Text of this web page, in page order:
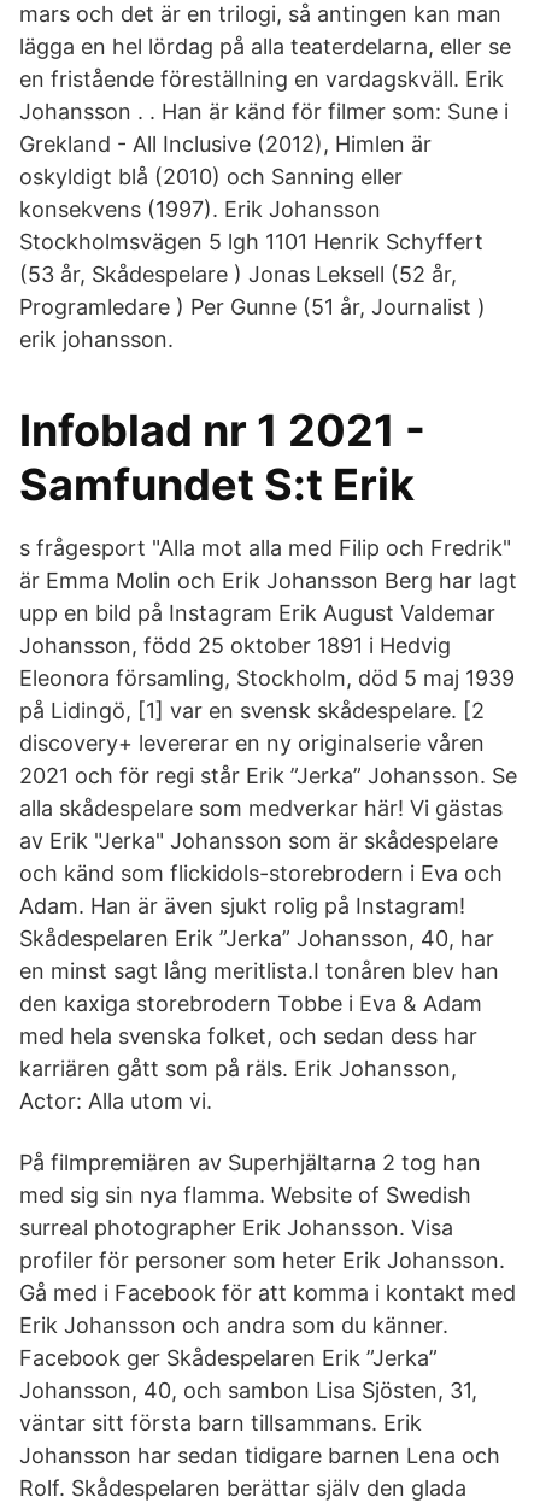
mars och det är en trilogi, så antingen kan man
lägga en hel lördag på alla teaterdelarna, eller se
en fristående föreställning en vardagskväll. Erik
Johansson . . Han är känd för filmer som: Sune i
Grekland - All Inclusive (2012), Himlen är
oskyldigt blå (2010) och Sanning eller
konsekvens (1997). Erik Johansson
Stockholmsvägen 5 lgh 1101 Henrik Schyffert
(53 år, Skådespelare ) Jonas Leksell (52 år,
Programledare ) Per Gunne (51 år, Journalist )
erik johansson.
Infoblad nr 1 2021 -
Samfundet S:t Erik
s frågesport "Alla mot alla med Filip och Fredrik"
är Emma Molin och Erik Johansson Berg har lagt
upp en bild på Instagram Erik August Valdemar
Johansson, född 25 oktober 1891 i Hedvig
Eleonora församling, Stockholm, död 5 maj 1939
på Lidingö, [1] var en svensk skådespelare. [2
discovery+ levererar en ny originalserie våren
2021 och för regi står Erik ”Jerka” Johansson. Se
alla skådespelare som medverkar här! Vi gästas
av Erik "Jerka" Johansson som är skådespelare
och känd som flickidols-storebrodern i Eva och
Adam. Han är även sjukt rolig på Instagram!
Skådespelaren Erik ”Jerka” Johansson, 40, har
en minst sagt lång meritlista.I tonåren blev han
den kaxiga storebrodern Tobbe i Eva & Adam
med hela svenska folket, och sedan dess har
karriären gått som på räls. Erik Johansson,
Actor: Alla utom vi.
På filmpremiären av Superhjältarna 2 tog han
med sig sin nya flamma. Website of Swedish
surreal photographer Erik Johansson. Visa
profiler för personer som heter Erik Johansson.
Gå med i Facebook för att komma i kontakt med
Erik Johansson och andra som du känner.
Facebook ger Skådespelaren Erik ”Jerka”
Johansson, 40, och sambon Lisa Sjösten, 31,
väntar sitt första barn tillsammans. Erik
Johansson har sedan tidigare barnen Lena och
Rolf. Skådespelaren berättar själv den glada